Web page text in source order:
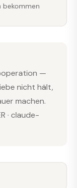
bekommen
—
nicht hält,
machen.
· claude-